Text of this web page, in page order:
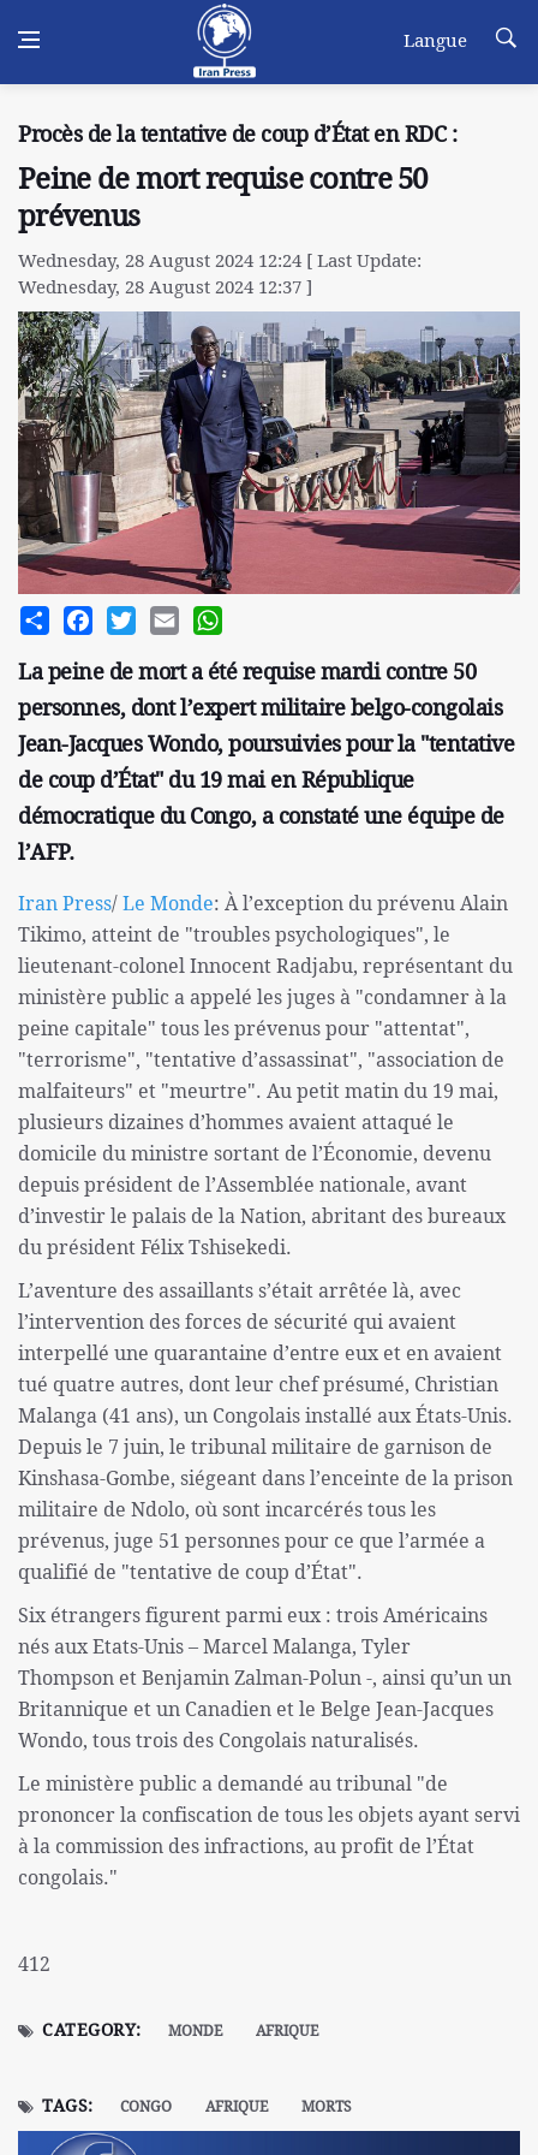
Langue
Procès de la tentative de coup d’État en RDC :
Peine de mort requise contre 50
prévenus
Wednesday, 28 August 2024 12:24 [ Last Update:
Wednesday, 28 August 2024 12:37 ]
Share FacebookTwitterEmail
La peine de mort a été requise mardi contre 50
personnes, dont l’expert militaire belgo-congolais
Jean-Jacques Wondo, poursuivies pour la "tentative
de coup d’État" du 19 mai en République
démocratique du Congo, a constaté une équipe de
l’AFP.
Iran Press/Le Monde: À l’exception du prévenu Alain
Tikimo, atteint de "troubles psychologiques", le
lieutenant-colonel Innocent Radjabu, représentant du
ministère public a appelé les juges à "condamner à la
peine capitale" tous les prévenus pour "attentat",
"terrorisme", "tentative d’assassinat", "association de
malfaiteurs" et "meurtre". Au petit matin du 19 mai,
plusieurs dizaines d’hommes avaient attaqué le
domicile du ministre sortant de l’Économie, devenu
depuis président de l’Assemblée nationale, avant
d’investir le palais de la Nation, abritant des bureaux
du président Félix Tshisekedi.
L’aventure des assaillants s’était arrêtée là, avec
l’intervention des forces de sécurité qui avaient
interpellé une quarantaine d’entre eux et en avaient
tué quatre autres, dont leur chef présumé, Christian
Malanga (41 ans), un Congolais installé aux États-Unis.
Depuis le 7 juin, le tribunal militaire de garnison de
Kinshasa-Gombe, siégeant dans l’enceinte de la prison
militaire de Ndolo, où sont incarcérés tous les
prévenus, juge 51 personnes pour ce que l’armée a
qualifié de "tentative de coup d’État".
Six étrangers figurent parmi eux : trois Américains
nés aux Etats-Unis – Marcel Malanga, Tyler
Thompson et Benjamin Zalman-Polun -, ainsi qu’un un
Britannique et un Canadien et le Belge Jean-Jacques
Wondo, tous trois des Congolais naturalisés.
Le ministère public a demandé au tribunal "de
prononcer la confiscation de tous les objets ayant servi
à la commission des infractions, au profit de l’État
congolais."
412
CATEGORY: MONDE AFRIQUE
TAGS: CONGO AFRIQUE MORTS